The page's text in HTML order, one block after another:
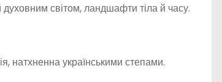
духовним світом, ландшафти тіла й часу.
натхненна українськими степами.